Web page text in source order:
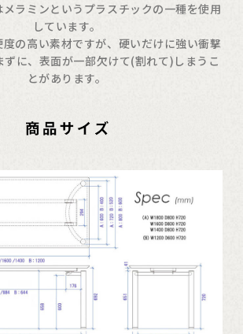
ラミンというプラスチックの一種を使用
しています。
の高い素材ですが、硬いだけに強い衝撃
ずに、表面が一部欠けて(割れて)しまうこ
とがあります。